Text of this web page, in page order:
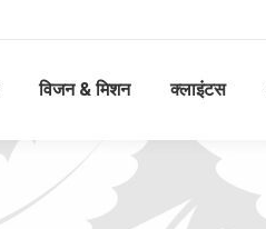
विजन & मिशन क्लाइंटस